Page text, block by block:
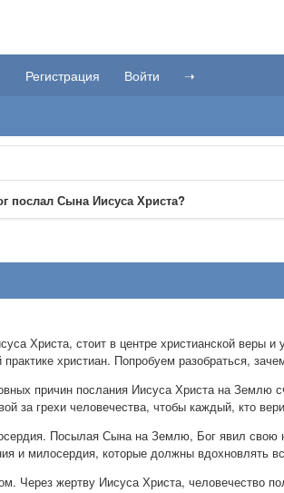
Регистрация Войти ➝
послал Сына Иисуса Христа?
Христа, стоит в центре христианской
практике христиан. Попробуем разобраться,
причин послания Иисуса Христа на Землю
за грехи человечества, чтобы каждый, кто
Посылая Сына на Землю, Бог явил
и милосердия, которые должны вдохновлять
Через жертву Иисуса Христа, человечество